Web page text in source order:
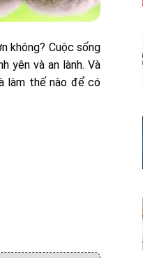
không? Cuộc sống
yên và an lành. Và
làm thế nào để có